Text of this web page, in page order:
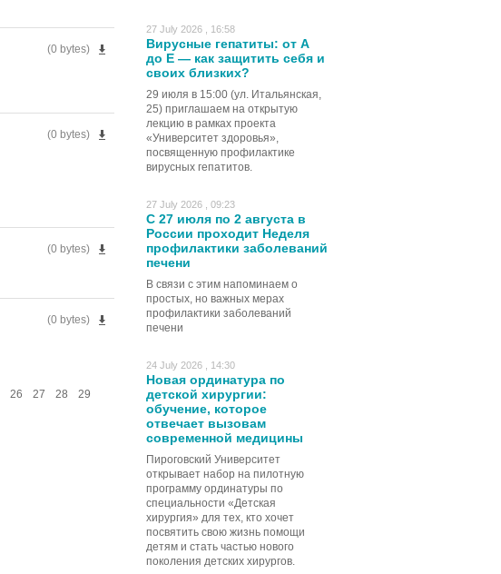
27 July 2026 , 16:58
Вирусные гепатиты: от А
до Е — как защитить себя и
своих близких?
29 июля в 15:00 (ул. Итальянская,
25) приглашаем на открытую
лекцию в рамках проекта
«Университет здоровья»,
посвященную профилактике
вирусных гепатитов.
27 July 2026 , 09:23
С 27 июля по 2 августа в
России проходит Неделя
профилактики заболеваний
печени
В связи с этим напоминаем о
простых, но важных мерах
профилактики заболеваний
печени
24 July 2026 , 14:30
Новая ординатура по
детской хирургии:
обучение, которое
отвечает вызовам
современной медицины
Пироговский Университет
открывает набор на пилотную
программу ординатуры по
специальности «Детская
хирургия» для тех, кто хочет
посвятить свою жизнь помощи
детям и стать частью нового
поколения детских хирургов.
(0 bytes)
(0 bytes)
(0 bytes)
(0 bytes)
26 27 28
29